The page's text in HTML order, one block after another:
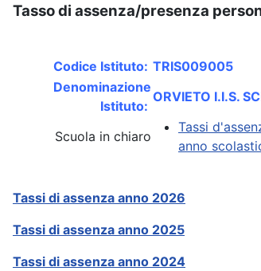
Tasso di assenza/presenza
Codice Istituto: TRIS009005
Denominazione
Istituto:
ORVIETO I.I.S.
Scuola in chiaro
Tassi
anno
Tassi di assenza anno 2026
Tassi di assenza anno 2025
Tassi di assenza anno 2024